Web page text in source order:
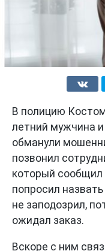
В полицию
летний мужчина
обманули
позвонил
который сообщил
попросил
не заподозрил,
ожидал заказ.
Вскоре с ним